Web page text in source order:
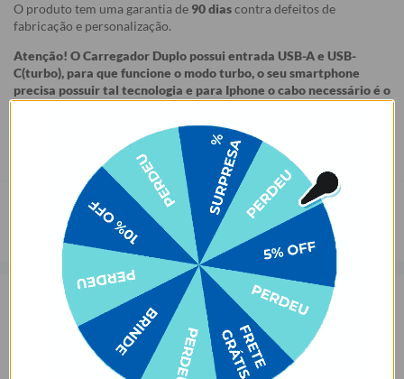
O produto tem uma garantia de 90 diascontra defeitos de
fabricação e personalização.
Atenção! O Carregador Duplo possui entrada USB-A e USB-
C(turbo), para que funcione o modo turbo, o seu smartphone
precisa possuir tal tecnologia e para Iphone o cabo necessário é o
Prazo de Postagem
Opinião dos consumidores